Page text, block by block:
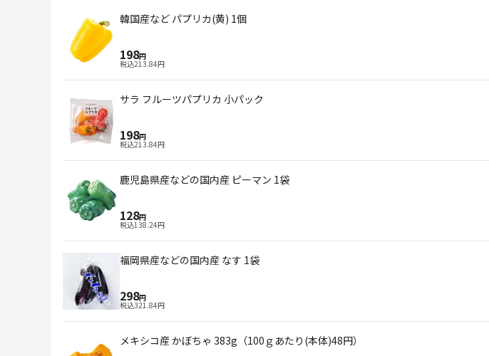
韓国産など パプリカ(黄) 1個
198円
税込213.84円
サラ フルーツパプリカ 小パック
198円
税込213.84円
鹿児島県産などの国内産 ピーマン 1袋
128円
税込138.24円
福岡県産などの国内産 なす 1袋
298円
税込321.84円
メキシコ産 かぼちゃ 383g（100ｇあたり(本体)48円）